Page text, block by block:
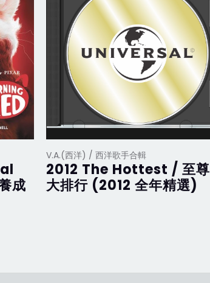
成
V.A.(西洋) / 西洋歌手合輯
2012 The Hottest / 至尊
大排行 (2012 全年精選)